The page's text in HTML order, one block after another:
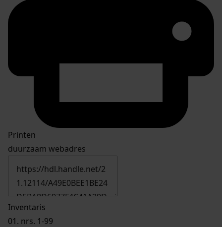
Printen
duurzaam webadres
Inventaris
01. nrs. 1-99